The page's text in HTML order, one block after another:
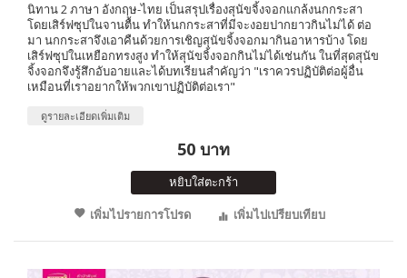
นิทาน 2 ภาษา อังกฤษ-ไทย เป็นสรุปเรื่องสุนัขจิ้งจอกแกล้งนกกระสา
โดยเสิร์ฟซุปในจานตื้น ทำให้นกกระสาที่มีจะงอยปากยาวกินไม่ได้ ต่อ
มา นกกระสาจึงเอาคืนด้วยการเชิญสุนัขจิ้งจอกมากินอาหารบ้าง โดย
เสิร์ฟซุปในเหยือกทรงสูง ทำให้สุนัขจิ้งจอกกินไม่ได้เช่นกัน ในที่สุดสุนัข
จิ้งจอกจึงรู้สึกอับอายและได้บทเรียนสำคัญว่า "เราควรปฏิบัติต่อผู้อื่น
เหมือนที่เราอยากให้พวกเขาปฏิบัติต่อเรา"
ดูรายละเอียดเพิ่มเติม
50 บาท
หยิบใส่ตะกร้า
เพิ่มไปรายการโปรด
เพิ่มไปเปรียบเทียบ